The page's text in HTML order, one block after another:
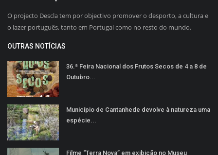
O projecto Descla tem por objectivo promover o desporto, a cultura e
o lazer português, tanto em Portugal como no resto do mundo.
OUTRAS NOTÍCIAS
36.ª Feira Nacional dos Frutos Secos de 4 a 8 de
Outubro...
Município de Cantanhede devolve à natureza uma
espécie...
Filme “Terra Nova” em exibição no Museu